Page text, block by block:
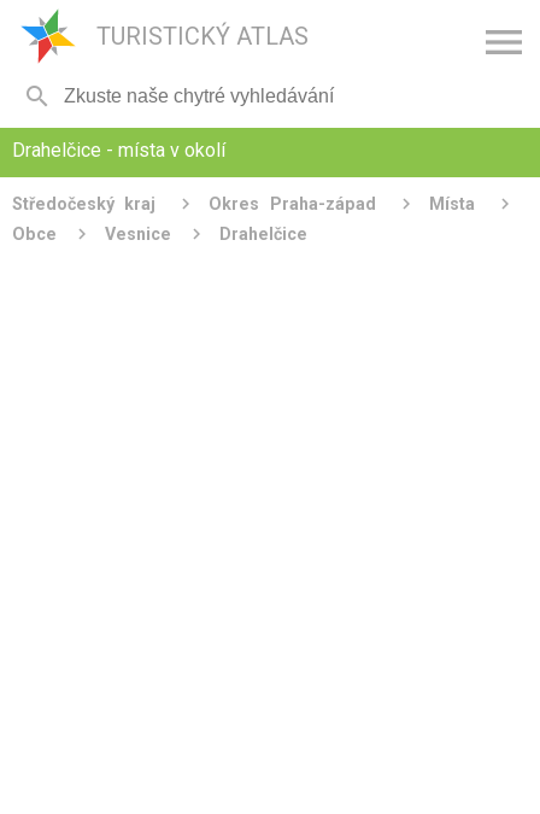
TURISTICKÝ ATLAS 

Drahelčice - místa v okolí
Středočeský kraj Okres Praha-západ
Místa
Obce
Vesnice Drahelčice